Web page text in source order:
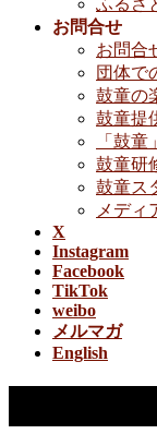
お問合せ
お問合
団体で
鼓童の
鼓童提
「鼓
鼓童研
鼓童ス
メディ
X
Instagram
Facebook
TikTok
weibo
メルマガ
English